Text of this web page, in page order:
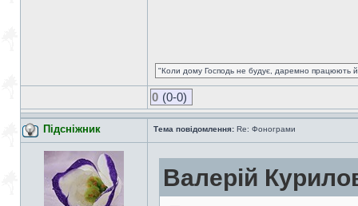
"Коли дому Господь не будує, даремно працюють
0 (0-0)
Підсніжник Тема повідомлення: Re: Фонограми
Валерій